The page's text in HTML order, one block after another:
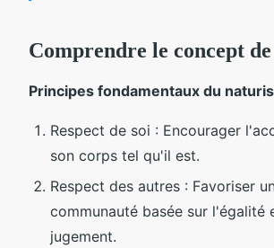
Comprendre le concept
Principes fondamentaux du
Respect de soi : Encourager
son corps tel qu'il est.
Respect des autres : Favoriser
communauté basée sur l'égalité
jugement.